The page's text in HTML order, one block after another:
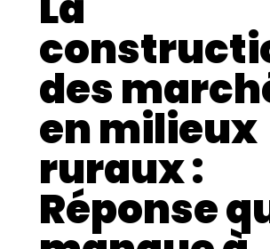
des
en milieux
ruraux :
Réponse